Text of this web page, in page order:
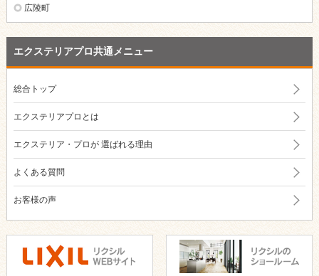
エクステリアプロ共通メニュー
総合トップ
エクステリアプロとは
エクステリア・プロが選ばれる理由
よくある質問
お客様の声
広陵町